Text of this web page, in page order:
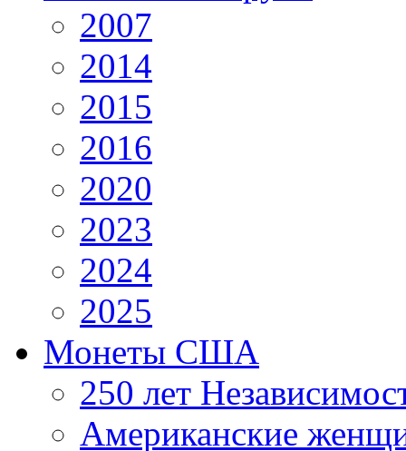
2007
2014
2015
2016
2020
2023
2024
2025
Монеты США
250 лет
Американские